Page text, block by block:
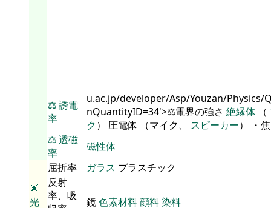
⚖️誘電
率
u.ac.jp/developer/Asp/Youzan/Physics/
nQuantityID=34'>⚖️電界の強さ 絶縁体 （
ク） 圧電体 （マイク、 スピーカー） ・
⚖️透磁
率
磁性体
🌟
光
屈折率 ガラス プラスチック
反射
率、吸
鏡色素材料顔料染料